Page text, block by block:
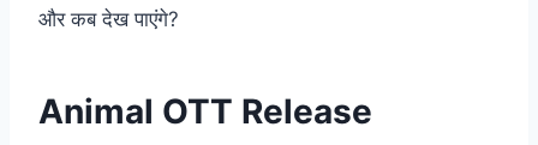
और कब देख पाएंगे?
Animal OTT Release